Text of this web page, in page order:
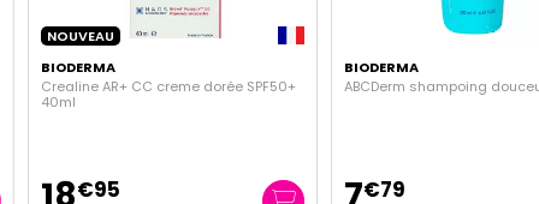
NOUVEAU
BIODERMA
Crealine AR+ CC creme dorée SPF50+
40ml
€95
BIODERMA
ABCDerm shampoing
€79